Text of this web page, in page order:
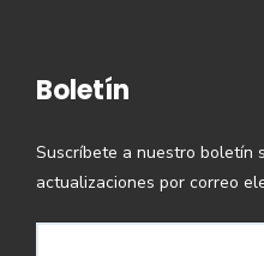
Boletín
Suscríbete a nuestro boletín
actualizaciones por correo